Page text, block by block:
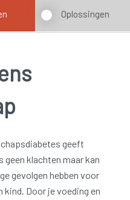
Oplossingen
geeft
geen klachten maar kan
gevolgen hebben voor
kind. Door je voeding en